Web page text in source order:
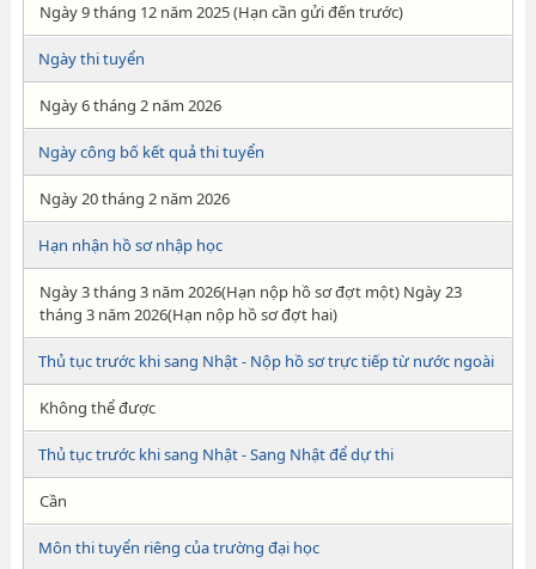
Ngày 9 tháng 12 năm 2025 (Hạn cần gửi đến trước)
Ngày thi tuyển
Ngày 6 tháng 2 năm 2026
Ngày công bố kết quả thi tuyển
Ngày 20 tháng 2 năm 2026
Hạn nhận hồ sơ nhập học
Ngày 3 tháng 3 năm 2026(Hạn nộp hồ sơ đợt một) Ngày 23
tháng 3 năm 2026(Hạn nộp hồ sơ đợt hai)
Thủ tục trước khi sang Nhật - Nộp hồ sơ trực tiếp từ nước ngoài
Không thể được
Thủ tục trước khi sang Nhật - Sang Nhật để dự thi
Cần
Môn thi tuyển riêng của trường đại học